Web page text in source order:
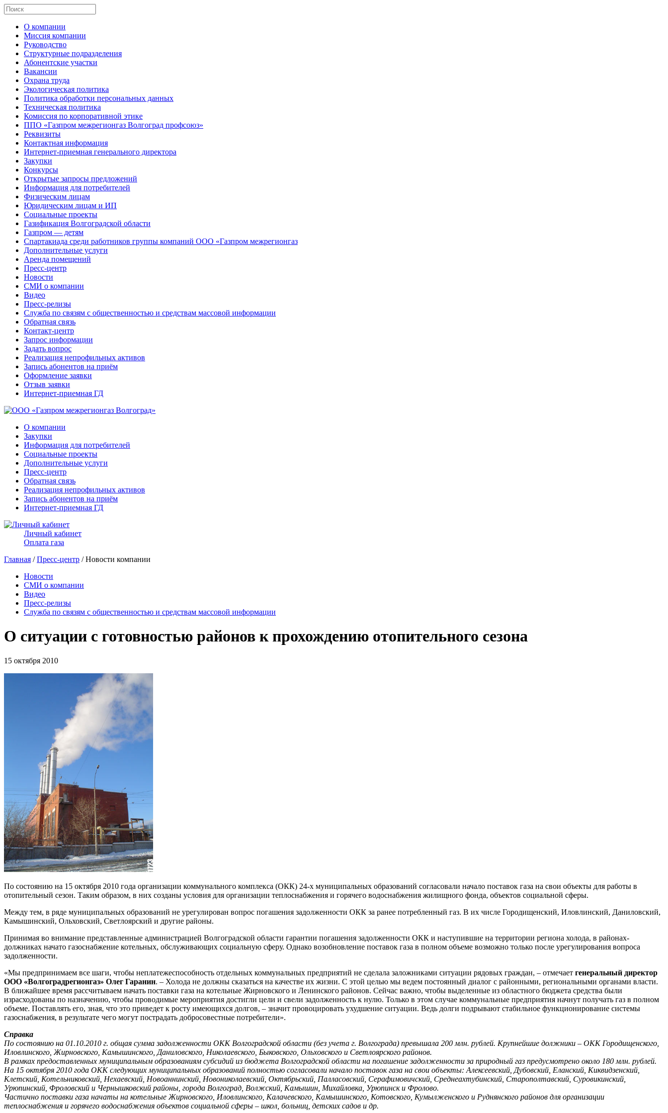
О компании
Миссия компании
Руководство
Структурные подразделения
Абонентские участки
Вакансии
Охрана труда
Экологическая политика
Политика обработки персональных данных
Техническая политика
Комиссия по корпоративной этике
ППО «Газпром межрегионгаз Волгоград профсоюз»
Реквизиты
Контактная информация
Интернет-приемная генерального директора
Закупки
Конкурсы
Открытые запросы предложений
Информация для потребителей
Физическим лицам
Юридическим лицам и ИП
Социальные проекты
Газификация Волгоградской области
Газпром — детям
Спартакиада среди работников группы компаний ООО «Газпром межрегионгаз
Дополнительные услуги
Аренда помещений
Пресс-центр
Новости
СМИ о компании
Видео
Пресс-релизы
Служба по связям с общественностью и средствам массовой информации
Обратная связь
Контакт-центр
Запрос информации
Задать вопрос
Реализация непрофильных активов
Запись абонентов на приём
Оформление заявки
Отзыв заявки
Интернет-приемная ГД
О компании
Закупки
Информация для потребителей
Социальные проекты
Дополнительные услуги
Пресс-центр
Обратная связь
Реализация непрофильных активов
Запись абонентов на приём
Интернет-приемная ГД
Личный кабинет
Оплата газа
Главная /Пресс-центр / Новости компании
Новости
СМИ о компании
Видео
Пресс-релизы
Служба по связям с общественностью и средствам массовой информации
О ситуации с готовностью районов к прохождению отопительного сезона
15 октября 2010
По состоянию на 15 октября 2010 года организации коммунального комплекса (ОКК) 24-х муниципальных образований согласовали начало поставок газа на свои объекты для работы в
отопительный сезон. Таким образом, в них созданы условия для организации теплоснабжения и горячего водоснабжения жилищного фонда, объектов социальной сферы.
Между тем, в ряде муниципальных образований не урегулирован вопрос погашения задолженности ОКК за ранее потребленный газ. В их числе Городищенский, Иловлинский, Даниловский,
Камышинский, Ольховский, Светлоярский и другие районы.
Принимая во внимание представленные администрацией Волгоградской области гарантии погашения задолженности ОКК и наступившие на территории региона холода, в районах-
должниках начато газоснабжение котельных, обслуживающих социальную сферу. Однако возобновление поставок газа в полном объеме возможно только после урегулирования вопроса
задолженности.
«Мы предпринимаем все шаги, чтобы неплатежеспособность отдельных коммунальных предприятий не сделала заложниками ситуации рядовых граждан, – отмечает генеральный директор
ООО «Волгоградрегионгаз» Олег Гаранин. – Холода не должны сказаться на качестве их жизни. С этой целью мы ведем постоянный диалог с районными, региональными органами власти.
В ближайшее время рассчитываем начать поставки газа на котельные Жирновского и Ленинского районов. Сейчас важно, чтобы выделенные из областного бюджета средства были
израсходованы по назначению, чтобы проводимые мероприятия достигли цели и свели задолженность к нулю. Только в этом случае коммунальные предприятия начнут получать газ в полном
объеме. Поставлять его, зная, что это приведет к росту имеющихся долгов, – значит провоцировать ухудшение ситуации. Ведь долги подрывают стабильное функционирование системы
газоснабжения, в результате чего могут пострадать добросовестные потребители».
Справка
По состоянию на 01.10.2010 г. общая сумма задолженности ОКК Волгоградской области (без учета г. Волгограда) превышала 200 млн. рублей. Крупнейшие должники – ОКК Городищенского,
Иловлинского, Жирновского, Камышинского, Даниловского, Николаевского, Быковского, Ольховского и Светлоярского районов.
В рамках предоставленных муниципальным образованиям субсидий из бюджета Волгоградской области на погашение задолженности за природный газ предусмотрено около 180 млн. рублей.
На 15 октября 2010 года ОКК следующих муниципальных образований полностью согласовали начало поставок газа на свои объекты: Алексеевский, Дубовский, Еланский, Киквидзенский,
Клетский, Котельниковский, Нехаевский, Новоаннинский, Новониколаевский, Октябрьский, Палласовский, Серафимовичский, Среднеахтубинский, Старополтавский, Суровикинский,
Урюпинский, Фроловский и Чернышковский районы, города Волгоград, Волжский, Камышин, Михайловка, Урюпинск и Фролово.
Частично поставки газа начаты на котельные Жирновского, Иловлинского, Калачевского, Камышинского, Котовского, Кумылженского и Руднянского районов для организации
теплоснабжения и горячего водоснабжения объектов социальной сферы – школ, больниц, детских садов и др.